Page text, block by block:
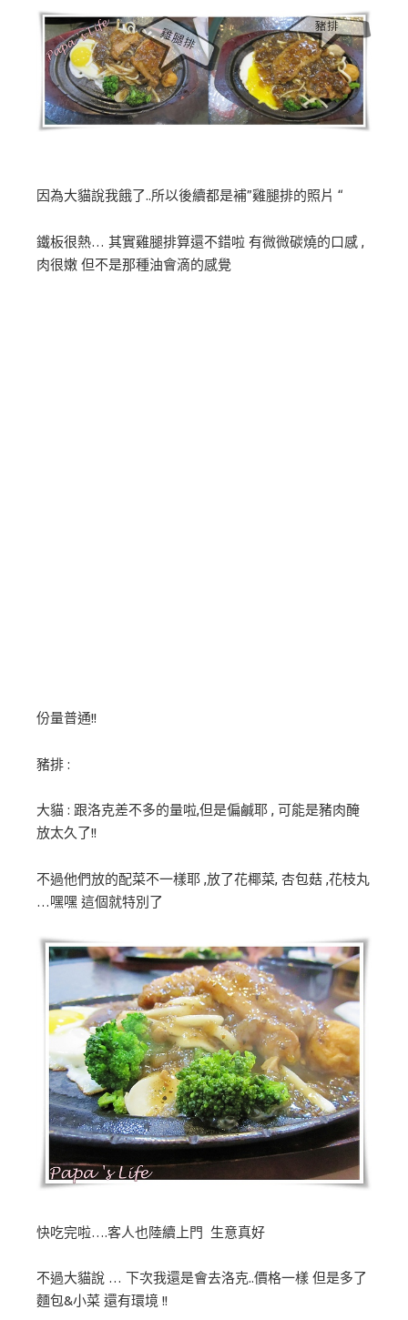
因為大貓說我餓了..所以後續都是補”雞腿排的照片 “
鐵板很熱… 其實雞腿排算還不錯啦 有微微碳燒的口感 ,
肉很嫩 但不是那種油會滴的感覺
份量普通!!
豬排 :
大貓 : 跟洛克差不多的量啦,但是偏鹹耶 , 可能是豬肉醃
放太久了!!
不過他們放的配菜不一樣耶 ,放了花椰菜, 杏包菇 ,花枝丸
…嘿嘿 這個就特別了
快吃完啦….客人也陸續上門 生意真好
不過大貓說 … 下次我還是會去洛克..價格一樣 但是多了
麵包&小菜 還有環境 !!